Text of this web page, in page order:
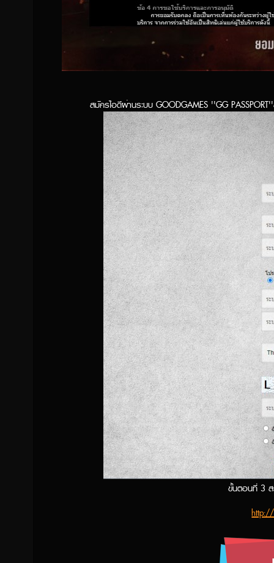
สมัครไอดีผ่านระบบ GOODGAMES ''GG
ขั้นตอนที่ 3 ส
http://